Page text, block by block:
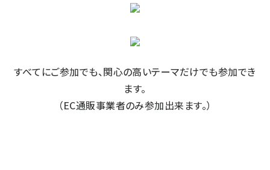
すべてにご参加でも、関心の高いテーマだけでも参加でき
ます。
（EC通販事業者のみ参加出来ます。）